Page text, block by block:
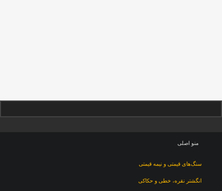
منو اصلی
سنگ‌های قیمتی و نیمه قیمتی
انگشتر نقره، خطی و حکاکی